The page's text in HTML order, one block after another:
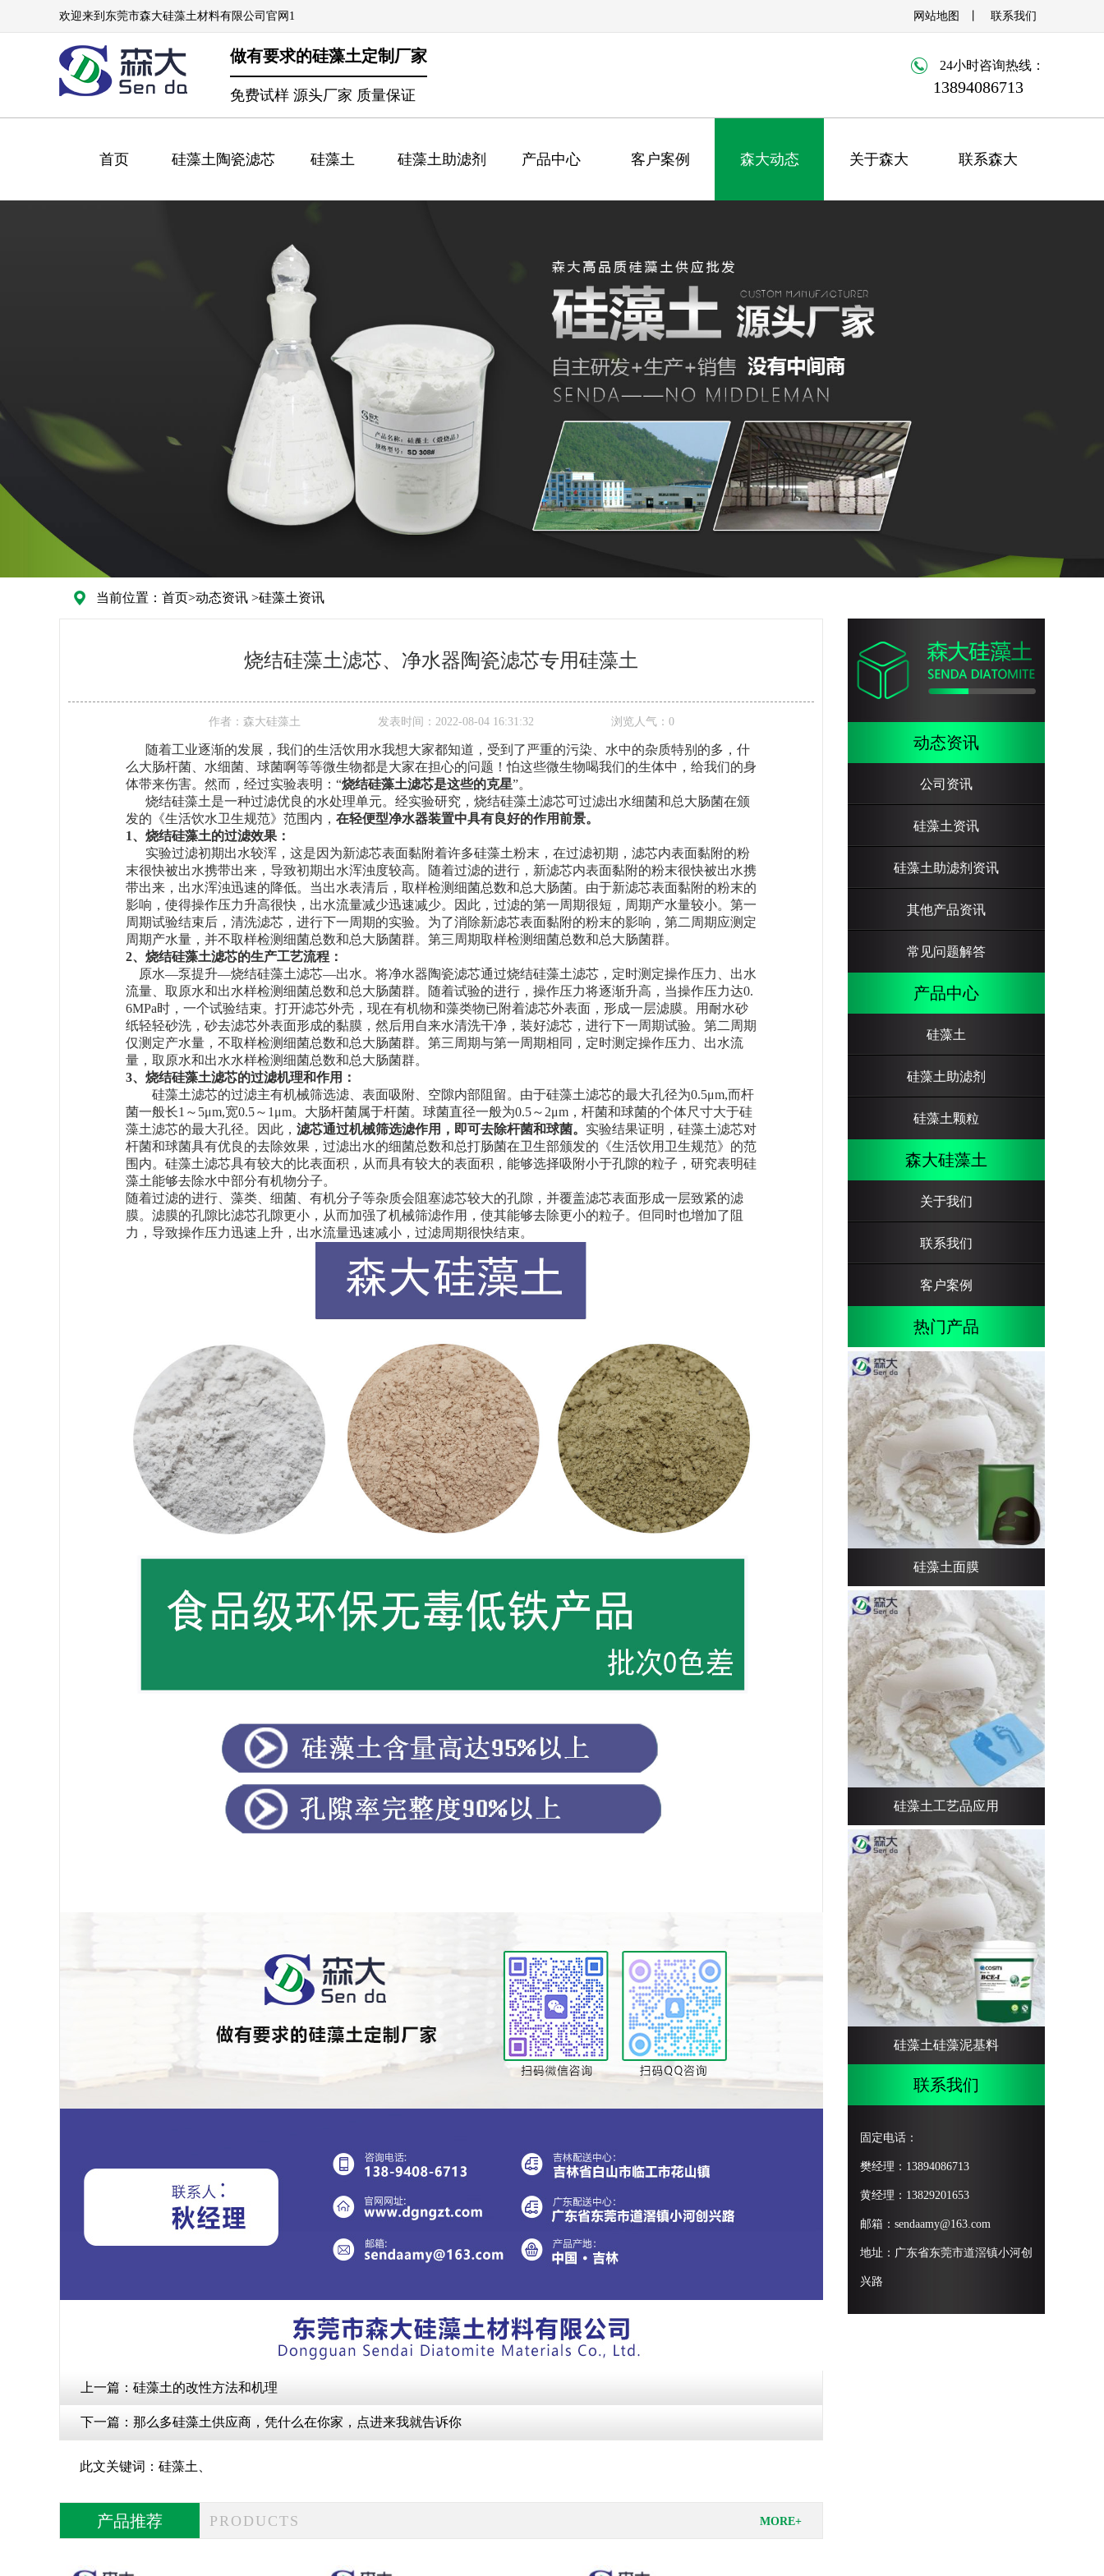
欢迎来到东莞市森大硅藻土材料有限公司官网1 网站地图 联系我们
做有要求的硅藻土定制厂家
免费试样 源头厂家 质量保证
24小时咨询热线：
13894086713
首页 硅藻土陶瓷滤芯 硅藻土 硅藻土助滤剂 产品中心 客户案例 森大动态 关于森大 联系森大
当前位置： 首页>动态资讯 >硅藻土资讯
烧结硅藻土滤芯、净水器陶瓷滤芯专用硅藻土
作者： 森大硅藻土 发表时间： 2022-08-04 16:31:32 浏览人气： 0
随着工业逐渐的发展，我们的生活饮用水我想大家都知道，受到了严重的污染、水中的杂质特别的多，什
么大肠杆菌、水细菌、球菌啊等等微生物都是大家在担心的问题！怕这些微生物喝我们的生体中，给我们的身
体带来伤害。然而，经过实验表明： “烧结硅藻土滤芯是这些的克星”。
烧结硅藻土是一种过滤优良的水处理单元。经实验研究，烧结硅藻土滤芯可过滤出水细菌和总大肠菌在颁
发的《生活饮水卫生规范》范围内， 在轻便型净水器装置中具有良好的作用前景。
1、烧结硅藻土的过滤效果：
实验过滤初期出水较浑，这是因为新滤芯表面黏附着许多硅藻土粉末，在过滤初期，滤芯内表面黏附的粉
末很快被出水携带出来，导致初期出水浑浊度较高。随着过滤的进行，新滤芯内表面黏附的粉末很快被出水携
带出来，出水浑浊迅速的降低。当出水表清后，取样检测细菌总数和总大肠菌。由于新滤芯表面黏附的粉末的
影响，使得操作压力升高很快，出水流量减少迅速减少。因此，过滤的第一周期很短，周期产水量较小。第一
周期试验结束后，清洗滤芯，进行下一周期的实验。为了消除新滤芯表面黏附的粉末的影响，第二周期应测定
周期产水量，并不取样检测细菌总数和总大肠菌群。第三周期取样检测细菌总数和总大肠菌群。
2、烧结硅藻土滤芯的生产工艺流程：
原水—泵提升—烧结硅藻土滤芯—出水。将净水器陶瓷滤芯通过烧结硅藻土滤芯，定时测定操作压力、出水
流量、取原水和出水样检测细菌总数和总大肠菌群。随着试验的进行，操作压力将逐渐升高，当操作压力达0.
6MPa时，一个试验结束。打开滤芯外壳，现在有机物和藻类物已附着滤芯外表面，形成一层滤膜。用耐水砂
纸轻轻砂洗，砂去滤芯外表面形成的黏膜，然后用自来水清洗干净，装好滤芯，进行下一周期试验。第二周期
仅测定产水量，不取样检测细菌总数和总大肠菌群。第三周期与第一周期相同，定时测定操作压力、出水流
量，取原水和出水水样检测细菌总数和总大肠菌群。
3、烧结硅藻土滤芯的过滤机理和作用：
硅藻土滤芯的过滤主有机械筛选滤、表面吸附、空隙内部阻留。由于硅藻土滤芯的最大孔径为0.5μm,而杆
菌一般长1～5μm,宽0.5～1μm。大肠杆菌属于杆菌。球菌直径一般为0.5～2μm，杆菌和球菌的个体尺寸大于硅
藻土滤芯的最大孔径。因此， 滤芯通过机械筛选滤作用，即可去除杆菌和球菌。 实验结果证明，硅藻土滤芯对
杆菌和球菌具有优良的去除效果，过滤出水的细菌总数和总打肠菌在卫生部颁发的《生活饮用卫生规范》的范
围内。硅藻土滤芯具有较大的比表面积，从而具有较大的表面积，能够选择吸附小于孔隙的粒子，研究表明硅
藻土能够去除水中部分有机物分子。
随着过滤的进行、藻类、细菌、有机分子等杂质会阻塞滤芯较大的孔隙，并覆盖滤芯表面形成一层致紧的滤
膜。滤膜的孔隙比滤芯孔隙更小，从而加强了机械筛滤作用，使其能够去除更小的粒子。但同时也增加了阻
力，导致操作压力迅速上升，出水流量迅速减小，过滤周期很快结束。
上一篇： 硅藻土的改性方法和机理
下一篇： 那么多硅藻土供应商，凭什么在你家，点进来我就告诉你
此文关键词： 硅藻土
产品推荐 PRODUCTS MORE+
动态资讯
公司资讯
硅藻土资讯
硅藻土助滤剂资讯
其他产品资讯
常见问题解答
产品中心
硅藻土
硅藻土助滤剂
硅藻土颗粒
森大硅藻土
关于我们
联系我们
客户案例
热门产品
硅藻土面膜
硅藻土工艺品应用
硅藻土硅藻泥基料
联系我们
固定电话：
樊经理：13894086713
黄经理：13829201653
邮箱：sendaamy@163.com
地址：广东省东莞市道滘镇小河创
兴路